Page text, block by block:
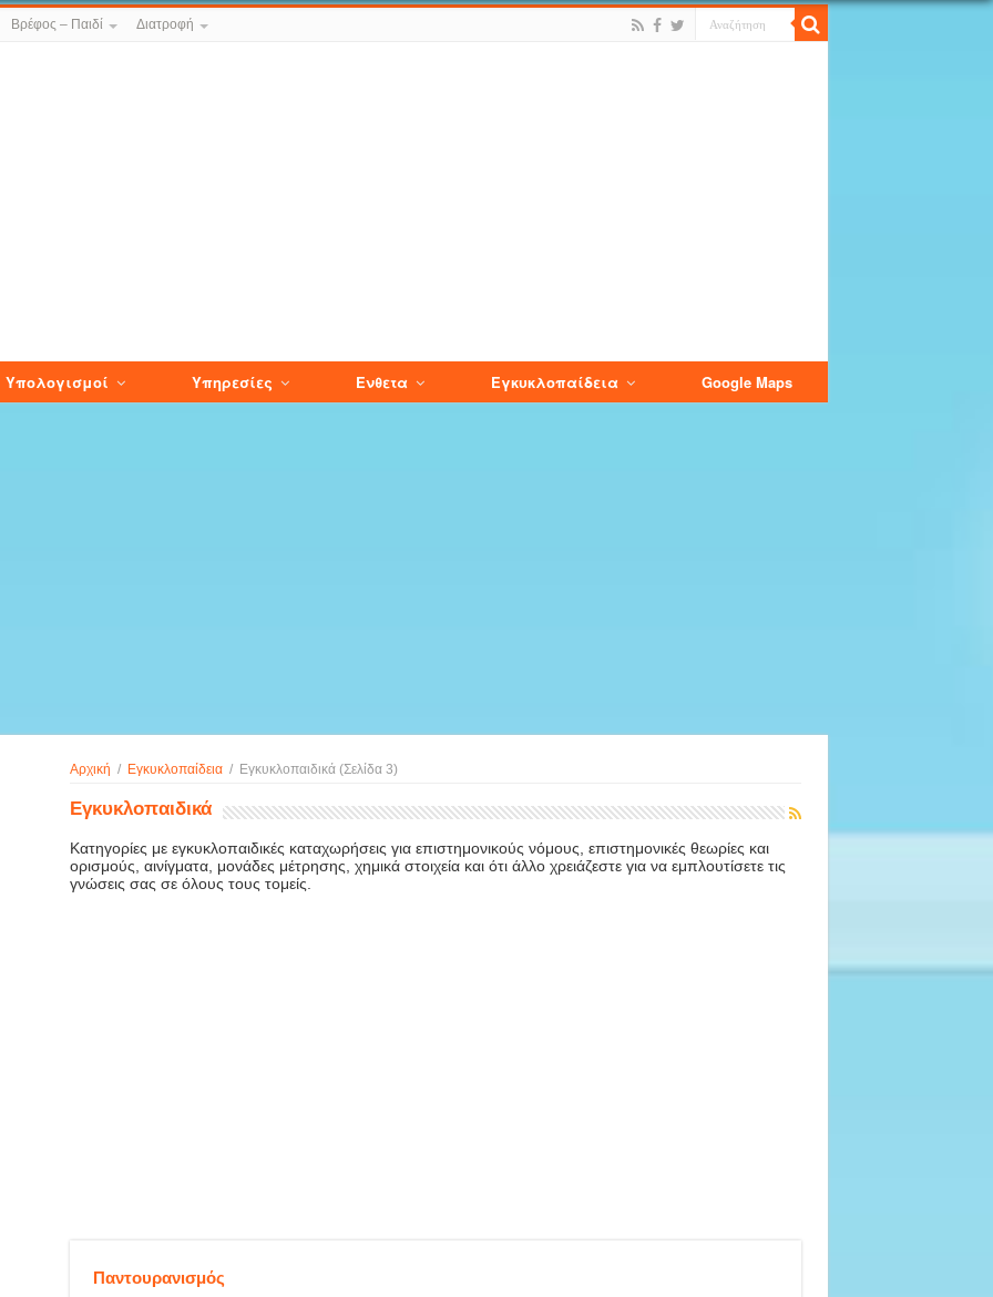
Βρέφος – Παιδί Διατροφή
Υπολογισμοί Υπηρεσίες Ενθετα Εγκυκλοπαίδεια Google Maps
Αρχική / Εγκυκλοπαίδεια / Εγκυκλοπαιδικά(Σελίδα 3)
Εγκυκλοπαιδικά
Κατηγορίες με εγκυκλοπαιδικές καταχωρήσεις για επιστημονικούς νόμους, επιστημονικές θεωρίες και
ορισμούς, αινίγματα, μονάδες μέτρησης, χημικά στοιχεία και ότι άλλο χρειάζεστε για να εμπλουτίσετε τις
γνώσεις σας σε όλους τους τομείς.
Παντουρανισμός